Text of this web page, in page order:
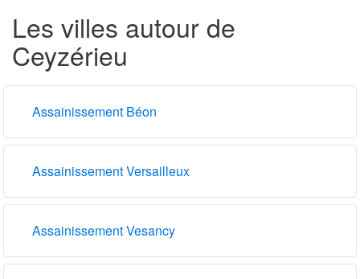
Les villes autour de
Ceyzérieu
Assainissement Béon
Assainissement Versailleux
Assainissement Vesancy